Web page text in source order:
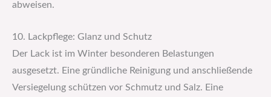
abweisen.
10. Lackpflege: Glanz und Schutz
Der Lack ist im Winter besonderen Belastungen
ausgesetzt. Eine gründliche Reinigung und anschließende
Versiegelung schützen vor Schmutz und Salz. Eine